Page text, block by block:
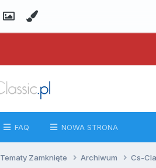
FAQ NOWA STRONA
Tematy Zamknięte Archiwum Cs-